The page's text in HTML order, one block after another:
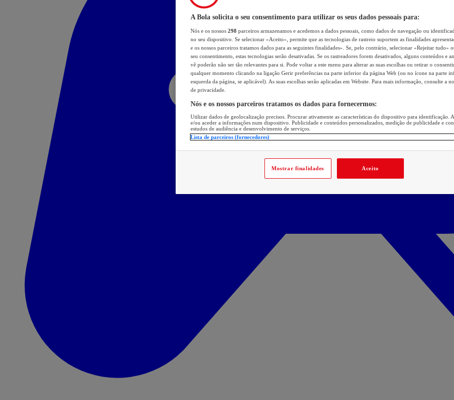
A Bola solicita o seu consentimento para utilizar os seus dados pessoais para:
Nós e os nossos 298 parceiros armazenamos e acedemos a dados pessoais, como dados de navegação ou
no seu dispositivo. Se selecionar «Aceito», permite que as tecnologias de rastreio suportem as finalidades
e os nossos parceiros tratamos dados para as seguintes finalidades». Se, pelo contrário, selecionar «Rejeitar tudo»
seu consentimento, estas tecnologias serão desativadas. Se os rastreadores forem desativados, alguns conteúdos e
vê poderão não ser tão relevantes para si. Pode voltar a este menu para alterar as suas escolhas ou retirar o
qualquer momento clicando na ligação Gerir preferências na parte inferior da página Web (ou no ícone na parte
esquerda da página, se aplicável). As suas escolhas serão aplicadas em Website. Para mais informação, consulte a
de privacidade.
Nós e os nossos parceiros tratamos os dados para fornecermos:
Utilizar dados de geolocalização precisos. Procurar ativamente as características do dispositivo para identificação.
e/ou aceder a informações num dispositivo. Publicidade e conteúdos personalizados, medição de publicidade e
estudos de audiência e desenvolvimento de serviços.
Lista de parceiros (fornecedores)
Mostrar finalidades Aceito